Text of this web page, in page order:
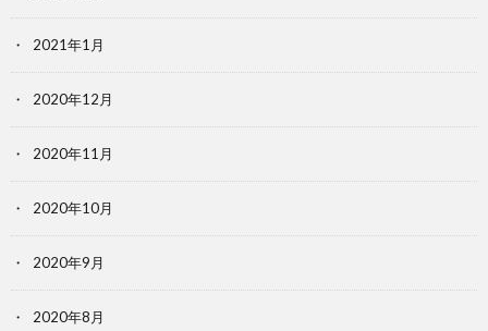
2021年1月
2020年12月
2020年11月
2020年10月
2020年9月
2020年8月